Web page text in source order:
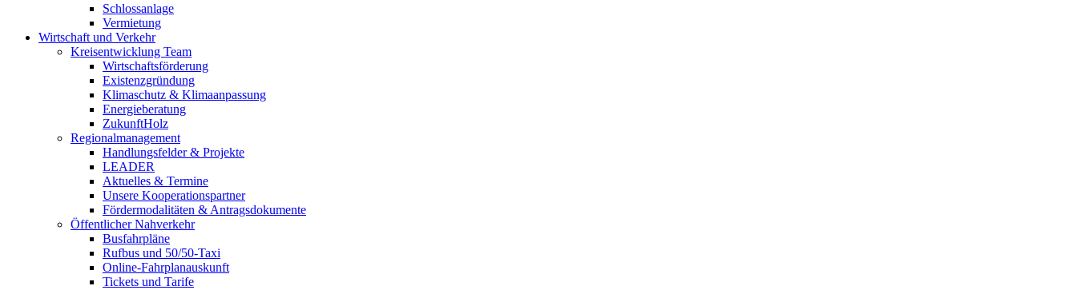
Schlossanlage
Vermietung
Wirtschaft und Verkehr
Kreisentwicklung Team
Wirtschaftsförderung
Existenzgründung
Klimaschutz & Klimaanpassung
Energieberatung
ZukunftHolz
Regionalmanagement
Handlungsfelder & Projekte
LEADER
Aktuelles & Termine
Unsere Kooperationspartner
Fördermodalitäten & Antragsdokumente
Öffentlicher Nahverkehr
Busfahrpläne
Rufbus und 50/50-Taxi
Online-Fahrplanauskunft
Tickets und Tarife